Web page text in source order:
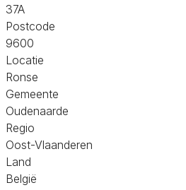
37A
Postcode
9600
Locatie
Ronse
Gemeente
Oudenaarde
Regio
Oost-Vlaanderen
Land
België